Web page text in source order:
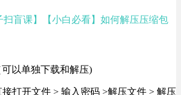
扫盲课】【小白必看】如何解压压缩包
以单独下载和解压)
打开文件 > 输入密码 >解压文件 > 解压